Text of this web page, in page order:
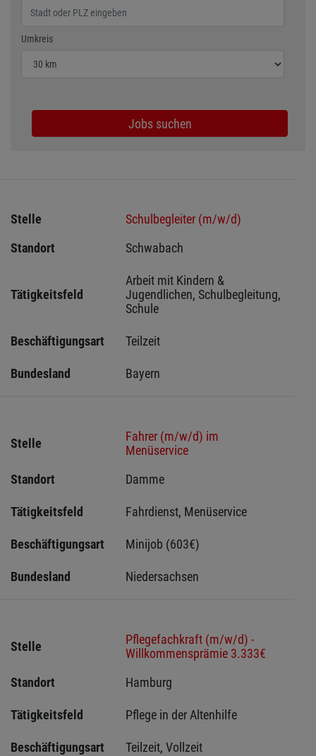
Umkreis
Wählen Sie den Umkreis für die Jobsuche
Jobs suchen
Stelle
Schulbegleiter (m/w/d)
Standort
Schwabach
Tätigkeitsfeld
Arbeit mit Kindern &
Jugendlichen, Schulbegleitung,
Schule
Beschäftigungsart Teilzeit
Bundesland Bayern
Stelle
Fahrer (m/w/d) im
Menüservice
Standort
Damme
Tätigkeitsfeld Fahrdienst, Menüservice
Beschäftigungsart Minijob (603€)
Bundesland Niedersachsen
Stelle
Pflegefachkraft (m/w/d) -
Willkommensprämie 3.333€
Standort
Hamburg
Tätigkeitsfeld Pflege in der Altenhilfe
Beschäftigungsart Teilzeit, Vollzeit